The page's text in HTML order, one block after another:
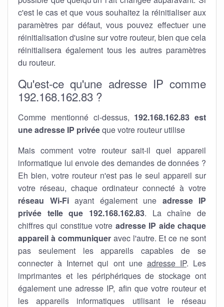
c'est le cas et que vous souhaitez la réinitialiser aux
paramètres par défaut, vous pouvez effectuer une
réinitialisation d'usine sur votre routeur, bien que cela
réinitialisera également tous les autres paramètres
du routeur.
Qu'est-ce qu'une adresse IP comme
192.168.162.83 ?
Comme mentionné ci-dessus, 192.168.162.83 est
une adresse IP privéeque votre routeur utilise
Mais comment votre routeur sait-il quel appareil
informatique lui envoie des demandes de données ?
Eh bien, votre routeur n'est pas le seul appareil sur
votre réseau, chaque ordinateur connecté à votre
réseau Wi-Fiayant également une adresse IP
privée telle que 192.168.162.83. La chaîne de
chiffres qui constitue votre adresse IP aide chaque
appareil à communiqueravec l'autre. Et ce ne sont
pas seulement les appareils capables de se
connecter à Internet qui ont une adresse IP. Les
imprimantes et les périphériques de stockage ont
également une adresse IP, afin que votre routeur et
les appareils informatiques utilisant le réseau